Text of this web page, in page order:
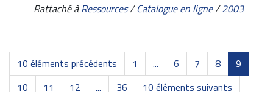
Rattaché à Ressources/Catalogue en ligne/2003
10 éléments précédents 1 ... 6 7 8
9
10
11 12 ... 36 10 éléments suivants